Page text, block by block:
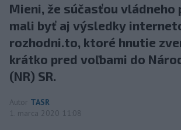
Mieni, že súčasťou vládneho
mali byť aj výsledky
rozhodni.to, ktoré hnutie
krátko pred voľbami do
(NR) SR.
Autor TASR
1. marca 2020 11:08